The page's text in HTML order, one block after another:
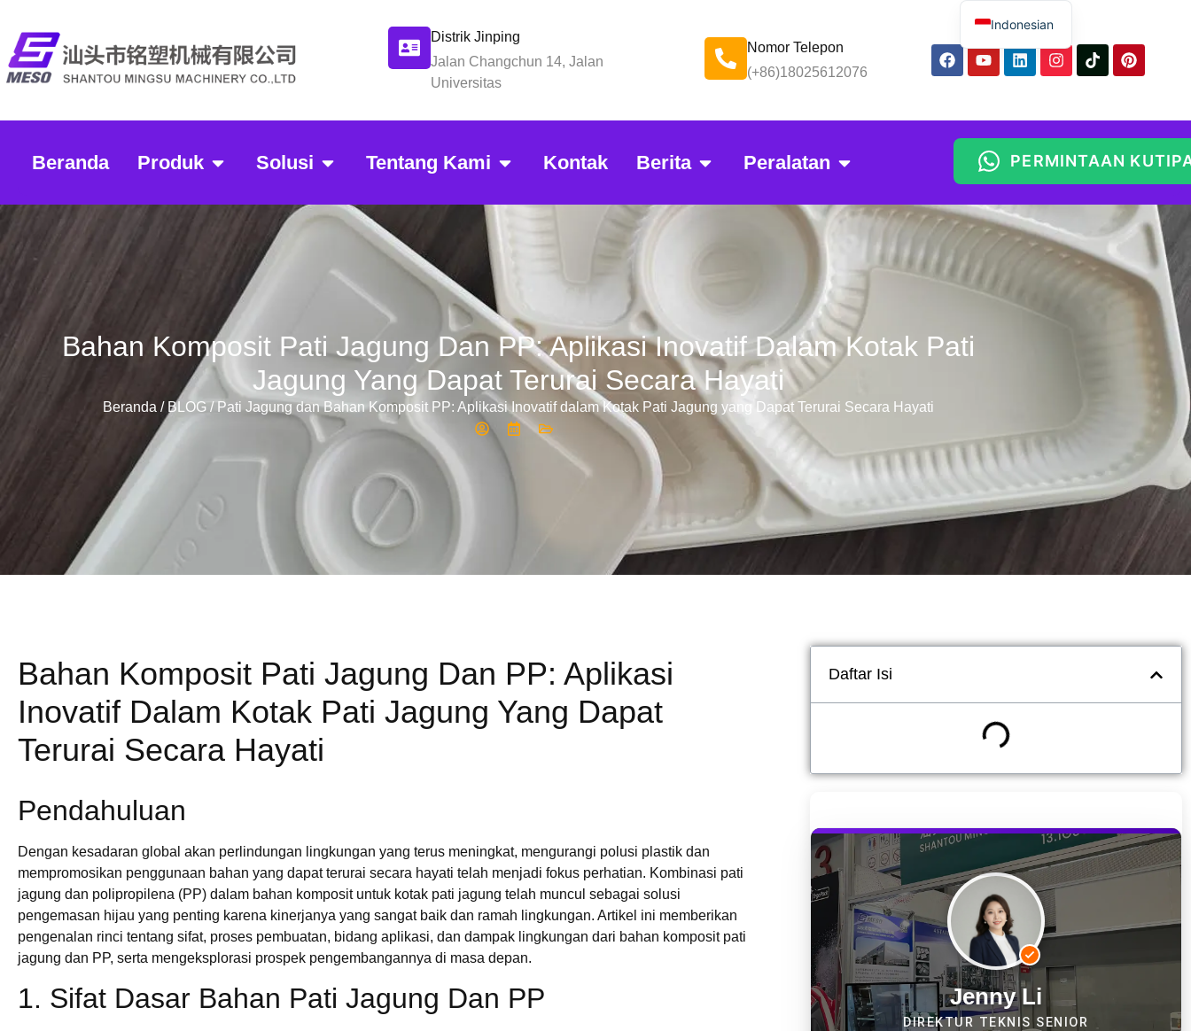
Distrik Jinping
Jalan Changchun 14, Jalan
Universitas
Nomor Telepon
(+86)18025612076
Beranda Produk Solusi Tentang Kami Kontak Berita Peralatan PERMINTAAN
Bahan Komposit Pati Jagung Dan PP: Aplikasi Inovatif Dalam Kotak Pati
Jagung Yang Dapat Terurai Secara Hayati
Beranda / BLOG/ Pati Jagung dan Bahan Komposit PP: Aplikasi Inovatif dalam Kotak Pati Jagung yang Dapat Terurai Secara Hayati
Bahan Komposit Pati Jagung Dan PP: Aplikasi
Inovatif Dalam Kotak Pati Jagung Yang Dapat
Terurai Secara Hayati
Pendahuluan
Dengan kesadaran global akan perlindungan lingkungan yang terus meningkat, mengurangi polusi plastik dan
mempromosikan penggunaan bahan yang dapat terurai secara hayati telah menjadi fokus perhatian. Kombinasi pati
jagung dan polipropilena (PP) dalam bahan komposit untuk kotak pati jagung telah muncul sebagai solusi
pengemasan hijau yang penting karena kinerjanya yang sangat baik dan ramah lingkungan. Artikel ini memberikan
pengenalan rinci tentang sifat, proses pembuatan, bidang aplikasi, dan dampak lingkungan dari bahan komposit pati
jagung dan PP, serta mengeksplorasi prospek pengembangannya di masa depan.
1. Sifat Dasar Bahan Pati Jagung Dan PP
Daftar Isi
Jenny Li
DIREKTUR TEKNIS SENIOR
Indonesian
English
Arabic
Portuguese
Chinese